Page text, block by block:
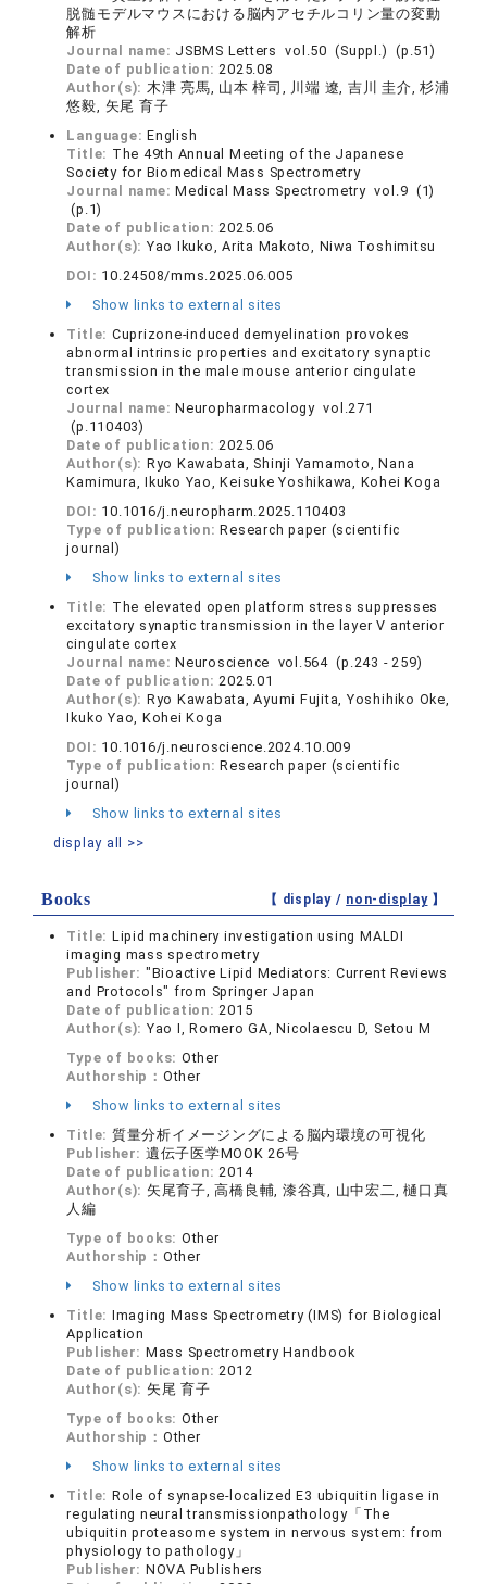
脱髄モデルマウスにおける脳内アセチルコリン量の変動
解析
Journal name: JSBMS Letters vol.50 (Suppl.) (p.51)
Date of publication:2025.08
Author(s): 木津 亮馬, 山本 梓司, 川端 遼, 吉川 圭介, 杉浦
悠毅, 矢尾 育子
Language:English
Title: The 49th Annual Meeting of the Japanese
Society for Biomedical Mass Spectrometry
Journal name:Medical Mass Spectrometry vol.9 (1)
(p.1)
Date of publication:2025.06
Author(s): Yao Ikuko, Arita Makoto, Niwa Toshimitsu
DOI: 10.24508/mms.2025.06.005
Show links to external sites
Title: Cuprizone-induced demyelination provokes
abnormal intrinsic properties and excitatory synaptic
transmission in the male mouse anterior cingulate
cortex
Journal name:Neuropharmacology vol.271
(p.110403)
Date of publication:2025.06
Author(s): Ryo Kawabata, Shinji Yamamoto, Nana
Kamimura, Ikuko Yao, Keisuke Yoshikawa, Kohei Koga
DOI: 10.1016/j.neuropharm.2025.110403
Type of publication:Research paper (scientific
journal)
Show links to external sites
Title: The elevated open platform stress suppresses
excitatory synaptic transmission in the layer V anterior
cingulate cortex
Journal name:Neuroscience vol.564 (p.243 - 259)
Date of publication:2025.01
Author(s): Ryo Kawabata, Ayumi Fujita, Yoshihiko Oke,
Ikuko Yao, Kohei Koga
DOI: 10.1016/j.neuroscience.2024.10.009
Type of publication:Research paper (scientific
journal)
Show links to external sites
display all >>
Books 【 display / non-display】
Title: Lipid machinery investigation using MALDI
imaging mass spectrometry
Publisher: "Bioactive Lipid Mediators: Current Reviews
and Protocols" from Springer Japan
Date of publication:2015
Author(s): Yao I, Romero GA, Nicolaescu D, Setou M
Type of books: Other
Authorship： Other
Show links to external sites
Title: 質量分析イメージングによる脳内環境の可視化
Publisher: 遺伝子医学MOOK 26号
Date of publication:2014
Author(s): 矢尾育子, 高橋良輔, 漆谷真, 山中宏二, 樋口真
人編
Type of books: Other
Authorship： Other
Show links to external sites
Title: Imaging Mass Spectrometry (IMS) for Biological
Application
Publisher: Mass Spectrometry Handbook
Date of publication:2012
Author(s): 矢尾 育子
Type of books: Other
Authorship： Other
Show links to external sites
Title: Role of synapse-localized E3 ubiquitin ligase in
regulating neural transmissionpathology「The
ubiquitin proteasome system in nervous system: from
physiology to pathology」
Publisher: NOVA Publishers